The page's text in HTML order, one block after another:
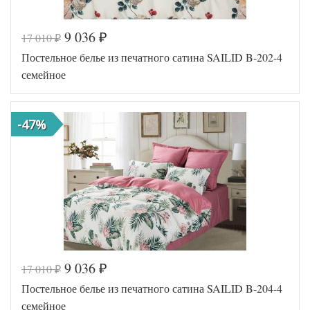
Код товара
516-139
Артикул
SLD-B-
Ткань
Размер
пододеяльника
150х215
Размер
простыни
50х70
(2шт),
70х70
(2шт)
Производитель
Sailid
(Китай)
Код товара
545-252
Артикул
SLD-B-
17 010₽ 9 036 ₽
Постельное белье из печатного сатина SAILID B-202-4
семейное
-47%
17 010₽ 9 036 ₽
Постельное белье из печатного сатина SAILID B-204-4
семейное